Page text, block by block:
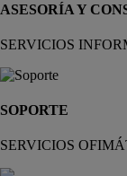
ASESORÍA Y
SERVICIOS
SOPORTE
SERVICIOS